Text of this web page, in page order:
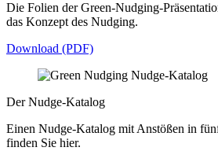
Die Folien der Green-Nudging-
das Konzept des Nudging.
Download (PDF)
Der Nudge-Katalog
Einen Nudge-Katalog mit Anstößen in
finden Sie hier.